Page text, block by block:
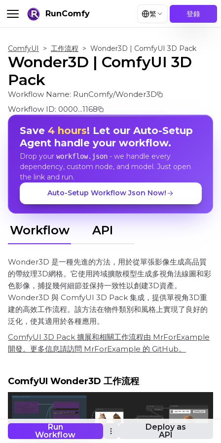
RunComfy 繁 登錄
Run
Workflow
Deploy as
API
ComfyUI > 工作流程 > Wonder3D | ComfyUI 3D Pack
Wonder3D | ComfyUI 3D
Pack
Workflow Name: RunComfy/Wonder3D
Workflow ID: 0000...1168
Save 4 hours! Let our Auto-Setup
Agent handle your workflow.
Drop your workflow.json- we handle every
dependency, custom node, and model. Just open
the link and run.
Auto-Setup Workflow Json Now!
Workflow API
Wonder3D 是一種先進的方法，用於從單張影像生成高品質
的帶紋理3D網格。它使用跨域擴散模型生成多視角法線圖和彩
色影像，捕捉幾何細節並保持一致性以創建3D資產。
Wonder3D 與 ComfyUI 3D Pack 集成，提供單視角3D重
建的高效工作流程。該方法在物件類別和風格上實現了良好的
泛化，使其適用於各種應用。
ComfyUI 3D Pack 擴展和相關工作流程由 MrForExample
開發。更多信息請訪問 MrForExample 的 GitHub。
ComfyUI Wonder3D 工作流程